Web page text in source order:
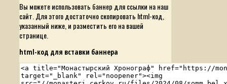
Вы можете использовать баннер для ссылки на наш
сайт. Для этого достаточно скопировать html-код,
указанный ниже, и разместить его на вашей
странице.
html-код для вставки баннера